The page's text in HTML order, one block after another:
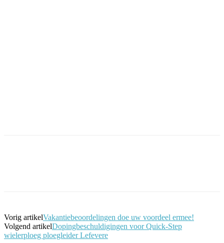
Vorig artikelVakantiebeoordelingen doe uw voordeel ermee!
Volgend artikelDopingbeschuldigingen voor Quick-Step
wielerploeg ploegleider Lefevere